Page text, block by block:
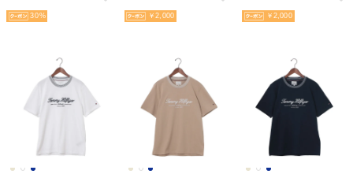
30 ￥2,000 ￥2,000